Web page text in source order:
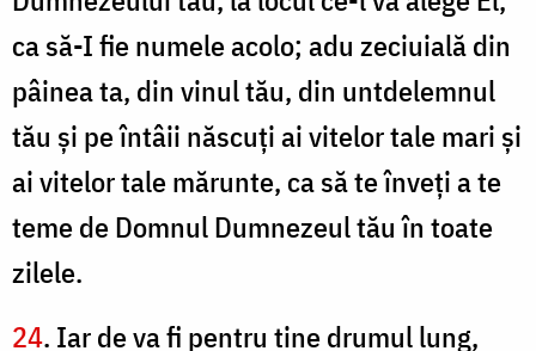
ca să-I fie numele acolo; adu zeciuială din
pâinea ta, din vinul tău, din untdelemnul
tău şi pe întâii născuţi ai vitelor tale mari şi
ai vitelor tale mărunte, ca să te înveţi a te
teme de Domnul Dumnezeul tău în toate
zilele.
24. Iar de va fi pentru tine drumul lung,